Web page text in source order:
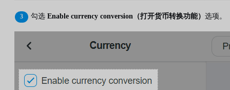
勾选 Enable currency conversion（打开货币转换功能） 选项。